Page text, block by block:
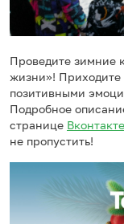
Проведите зимние
жизни»! Приходите
позитивными
Подробное
странице Вконтакте
не пропустить!